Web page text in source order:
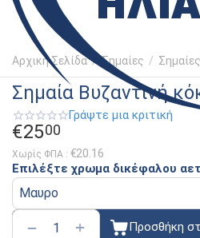
Αρχική Σελίδα / Σημαίες /
Σημαία Βυζαντινή
Γράψτε μια κριτική
€2500
Χωρίς ΦΠΑ : €20.16
Επιλέξτε χρωμα δικέφαλου
+
−
Προσθήκη